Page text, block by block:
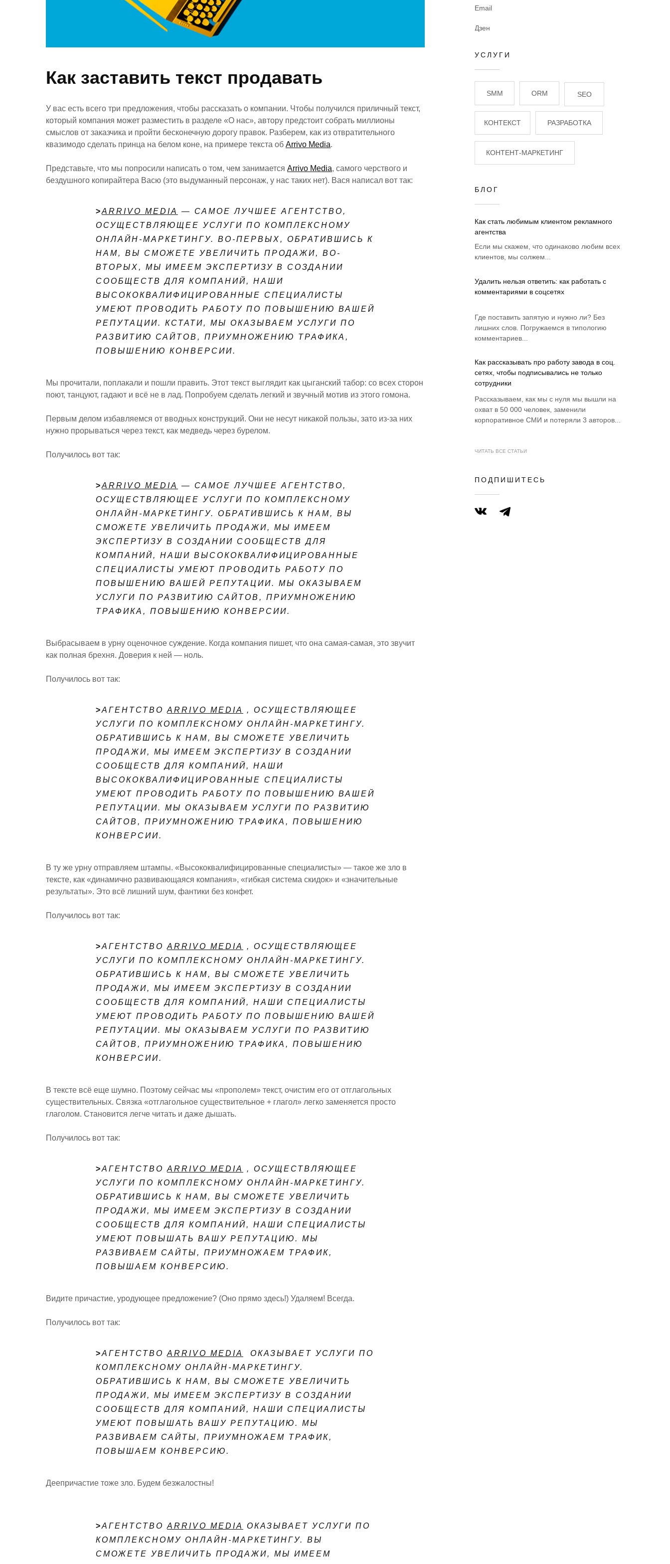
Email
Дзен
УСЛУГИ
SMM ORM SEO
КОНТЕКСТ РАЗРАБОТКА
КОНТЕНТ-МАРКЕТИНГ
БЛОГ
Как стать любимым клиентом рекламного
агентства
Если мы скажем, что одинаково любим всех
клиентов, мы солжем...
Удалить нельзя ответить: как работать с
комментариями в соцсетях
Где поставить запятую и нужно ли? Без
лишних слов. Погружаемся в типологию
комментариев...
Как рассказывать про работу завода в соц.
сетях, чтобы подписывались не только
сотрудники
Рассказываем, как мы с нуля мы вышли на
охват в 50 000 человек, заменили
корпоративное СМИ и потеряли 3 авторов...
ЧИТАТЬ ВСЕ СТАТЬИ
ПОДПИШИТЕСЬ
Как заставить текст продавать
У вас есть всего три предложения, чтобы рассказать о компании. Чтобы получился приличный текст,
который компания может разместить в разделе «О нас», автору предстоит собрать миллионы
смыслов от заказчика и пройти бесконечную дорогу правок. Разберем, как из отвратительного
квазимодо сделать принца на белом коне, на примере текста об Arrivo Media.
Представьте, что мы попросили написать о том, чем занимается Arrivo Media, самого черствого и
бездушного копирайтера Васю (это выдуманный персонаж, у нас таких нет). Вася написал вот так:
>ARRIVO MEDIA
— САМОЕ ЛУЧШЕЕ АГЕНТСТВО,
ОСУЩЕСТВЛЯЮЩЕЕ УСЛУГИ ПО КОМПЛЕКСНОМУ
ОНЛАЙН-МАРКЕТИНГУ. ВО-ПЕРВЫХ, ОБРАТИВШИСЬ К
НАМ, ВЫ СМОЖЕТЕ УВЕЛИЧИТЬ ПРОДАЖИ, ВО-
ВТОРЫХ, МЫ ИМЕЕМ ЭКСПЕРТИЗУ В СОЗДАНИИ
СООБЩЕСТВ ДЛЯ КОМПАНИЙ, НАШИ
ВЫСОКОКВАЛИФИЦИРОВАННЫЕ СПЕЦИАЛИСТЫ
УМЕЮТ ПРОВОДИТЬ РАБОТУ ПО ПОВЫШЕНИЮ ВАШЕЙ
РЕПУТАЦИИ. КСТАТИ, МЫ ОКАЗЫВАЕМ УСЛУГИ ПО
РАЗВИТИЮ САЙТОВ, ПРИУМНОЖЕНИЮ ТРАФИКА,
ПОВЫШЕНИЮ КОНВЕРСИИ.
Мы прочитали, поплакали и пошли править. Этот текст выглядит как цыганский табор: со всех сторон
поют, танцуют, гадают и всё не в лад. Попробуем сделать легкий и звучный мотив из этого гомона.
Первым делом избавляемся от вводных конструкций. Они не несут никакой пользы, зато из-за них
нужно прорываться через текст, как медведь через бурелом.
Получилось вот так:
>ARRIVO MEDIA
— САМОЕ ЛУЧШЕЕ АГЕНТСТВО,
ОСУЩЕСТВЛЯЮЩЕЕ УСЛУГИ ПО КОМПЛЕКСНОМУ
ОНЛАЙН-МАРКЕТИНГУ. ОБРАТИВШИСЬ К НАМ, ВЫ
СМОЖЕТЕ УВЕЛИЧИТЬ ПРОДАЖИ, МЫ ИМЕЕМ
ЭКСПЕРТИЗУ В СОЗДАНИИ СООБЩЕСТВ ДЛЯ
КОМПАНИЙ, НАШИ ВЫСОКОКВАЛИФИЦИРОВАННЫЕ
СПЕЦИАЛИСТЫ УМЕЮТ ПРОВОДИТЬ РАБОТУ ПО
ПОВЫШЕНИЮ ВАШЕЙ РЕПУТАЦИИ. МЫ ОКАЗЫВАЕМ
УСЛУГИ ПО РАЗВИТИЮ САЙТОВ, ПРИУМНОЖЕНИЮ
ТРАФИКА, ПОВЫШЕНИЮ КОНВЕРСИИ.
Выбрасываем в урну оценочное суждение. Когда компания пишет, что она самая-самая, это звучит
как полная брехня. Доверия к ней — ноль.
Получилось вот так:
>АГЕНТСТВО ARRIVO MEDIA
, ОСУЩЕСТВЛЯЮЩЕЕ
УСЛУГИ ПО КОМПЛЕКСНОМУ ОНЛАЙН-МАРКЕТИНГУ.
ОБРАТИВШИСЬ К НАМ, ВЫ СМОЖЕТЕ УВЕЛИЧИТЬ
ПРОДАЖИ, МЫ ИМЕЕМ ЭКСПЕРТИЗУ В СОЗДАНИИ
СООБЩЕСТВ ДЛЯ КОМПАНИЙ, НАШИ
ВЫСОКОКВАЛИФИЦИРОВАННЫЕ СПЕЦИАЛИСТЫ
УМЕЮТ ПРОВОДИТЬ РАБОТУ ПО ПОВЫШЕНИЮ ВАШЕЙ
РЕПУТАЦИИ. МЫ ОКАЗЫВАЕМ УСЛУГИ ПО РАЗВИТИЮ
САЙТОВ, ПРИУМНОЖЕНИЮ ТРАФИКА, ПОВЫШЕНИЮ
КОНВЕРСИИ.
В ту же урну отправляем штампы. «Высококвалифицированные специалисты» — такое же зло в
тексте, как «динамично развивающаяся компания», «гибкая система скидок» и «значительные
результаты». Это всё лишний шум, фантики без конфет.
Получилось вот так:
>АГЕНТСТВО ARRIVO MEDIA
, ОСУЩЕСТВЛЯЮЩЕЕ
УСЛУГИ ПО КОМПЛЕКСНОМУ ОНЛАЙН-МАРКЕТИНГУ.
ОБРАТИВШИСЬ К НАМ, ВЫ СМОЖЕТЕ УВЕЛИЧИТЬ
ПРОДАЖИ, МЫ ИМЕЕМ ЭКСПЕРТИЗУ В СОЗДАНИИ
СООБЩЕСТВ ДЛЯ КОМПАНИЙ, НАШИ СПЕЦИАЛИСТЫ
УМЕЮТ ПРОВОДИТЬ РАБОТУ ПО ПОВЫШЕНИЮ ВАШЕЙ
РЕПУТАЦИИ. МЫ ОКАЗЫВАЕМ УСЛУГИ ПО РАЗВИТИЮ
САЙТОВ, ПРИУМНОЖЕНИЮ ТРАФИКА, ПОВЫШЕНИЮ
КОНВЕРСИИ.
В тексте всё еще шумно. Поэтому сейчас мы «прополем» текст, очистим его от отглагольных
существительных. Связка «отглагольное существительное + глагол» легко заменяется просто
глаголом. Становится легче читать и даже дышать.
Получилось вот так:
>АГЕНТСТВО ARRIVO MEDIA
, ОСУЩЕСТВЛЯЮЩЕЕ
УСЛУГИ ПО КОМПЛЕКСНОМУ ОНЛАЙН-МАРКЕТИНГУ.
ОБРАТИВШИСЬ К НАМ, ВЫ СМОЖЕТЕ УВЕЛИЧИТЬ
ПРОДАЖИ, МЫ ИМЕЕМ ЭКСПЕРТИЗУ В СОЗДАНИИ
СООБЩЕСТВ ДЛЯ КОМПАНИЙ, НАШИ СПЕЦИАЛИСТЫ
УМЕЮТ ПОВЫШАТЬ ВАШУ РЕПУТАЦИЮ. МЫ
РАЗВИВАЕМ САЙТЫ, ПРИУМНОЖАЕМ ТРАФИК,
ПОВЫШАЕМ КОНВЕРСИЮ.
Видите причастие, уродующее предложение? (Оно прямо здесь!) Удаляем! Всегда.
Получилось вот так:
>АГЕНТСТВО ARRIVO MEDIA
ОКАЗЫВАЕТ УСЛУГИ ПО
КОМПЛЕКСНОМУ ОНЛАЙН-МАРКЕТИНГУ.
ОБРАТИВШИСЬ К НАМ, ВЫ СМОЖЕТЕ УВЕЛИЧИТЬ
ПРОДАЖИ, МЫ ИМЕЕМ ЭКСПЕРТИЗУ В СОЗДАНИИ
СООБЩЕСТВ ДЛЯ КОМПАНИЙ, НАШИ СПЕЦИАЛИСТЫ
УМЕЮТ ПОВЫШАТЬ ВАШУ РЕПУТАЦИЮ. МЫ
РАЗВИВАЕМ САЙТЫ, ПРИУМНОЖАЕМ ТРАФИК,
ПОВЫШАЕМ КОНВЕРСИЮ.
Деепричастие тоже зло. Будем безжалостны!
>АГЕНТСТВО ARRIVO MEDIA
ОКАЗЫВАЕТ УСЛУГИ ПО
КОМПЛЕКСНОМУ ОНЛАЙН-МАРКЕТИНГУ. ВЫ
СМОЖЕТЕ УВЕЛИЧИТЬ ПРОДАЖИ, МЫ ИМЕЕМ